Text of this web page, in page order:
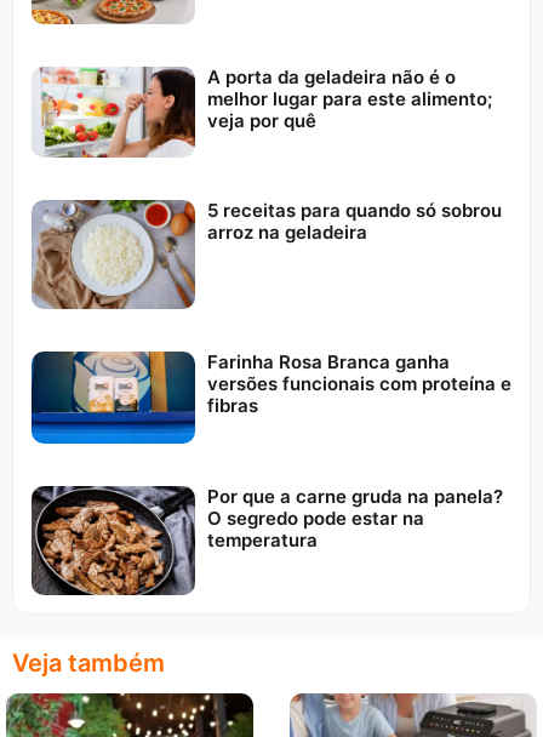
A porta da geladeira não é o
melhor lugar para este alimento;
veja por quê
5 receitas para quando só sobrou
arroz na geladeira
Farinha Rosa Branca ganha
versões funcionais com proteína e
fibras
Por que a carne gruda na panela?
O segredo pode estar na
temperatura
Veja também